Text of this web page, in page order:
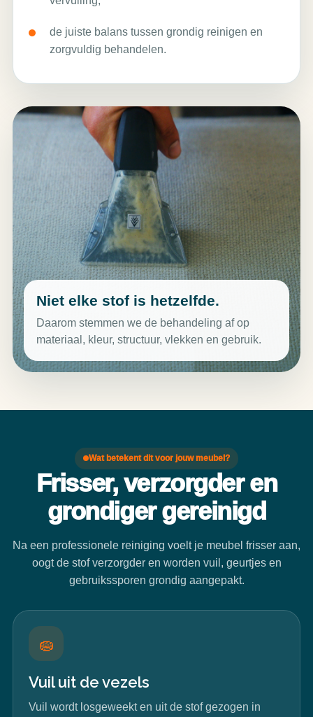
de juiste balans tussen grondig reinigen en
zorgvuldig behandelen.
Niet elke stof is hetzelfde.
Daarom stemmen we de behandeling af op
materiaal, kleur, structuur, vlekken en gebruik.
Wat betekent dit voor jouw meubel?
Frisser, verzorgder en
grondiger gereinigd
Na een professionele reiniging voelt je meubel frisser aan,
oogt de stof verzorgder en worden vuil, geurtjes en
gebruikssporen grondig aangepakt.
🧽
Vuil uit de vezels
Vuil wordt losgeweekt en uit de stof gezogen in